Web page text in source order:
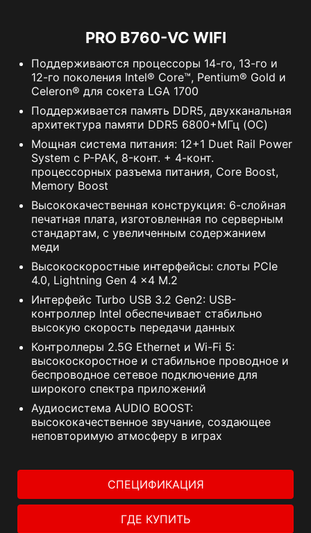
PRO B760-VC WIFI
Поддерживаются процессоры 14-го, 13-го и
12-го поколения Intel® Core™, Pentium® Gold и
Celeron® для сокета LGA 1700
Поддерживается память DDR5, двухканальная
архитектура памяти DDR5 6800+МГц (OC)
Мощная система питания: 12+1 Duet Rail Power
System с P-PAK, 8-конт. + 4-конт.
процессорных разъема питания, Core Boost,
Memory Boost
Высококачественная конструкция: 6-слойная
печатная плата, изготовленная по серверным
стандартам, с увеличенным содержанием
меди
Высокоскоростные интерфейсы: слоты PCIe
4.0, Lightning Gen 4 x4 M.2
Интерфейс Turbo USB 3.2 Gen2: USB-
контроллер Intel обеспечивает стабильно
высокую скорость передачи данных
Контроллеры 2.5G Ethernet и Wi-Fi 5:
высокоскоростное и стабильное проводное и
беспроводное сетевое подключение для
широкого спектра приложений
Аудиосистема AUDIO BOOST:
высококачественное звучание, создающее
неповторимую атмосферу в играх
СПЕЦИФИКАЦИЯ
ГДЕ КУПИТЬ